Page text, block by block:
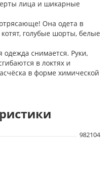
лица и шикарные
Она одета в
голубые шорты, белые
одежда снимается. Руки,
в локтях и
в форме химической
982104